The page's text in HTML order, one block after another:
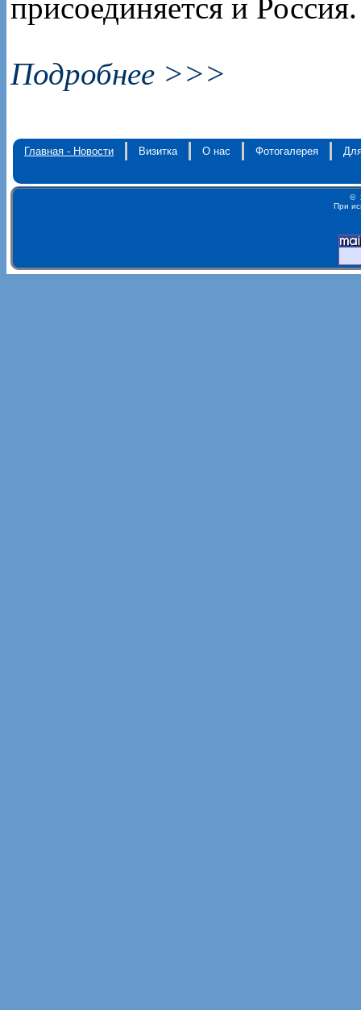
присоединяется и Россия.
Подробнее >>>
Главная - Новости Визитка О нас Фотогалерея
©
При